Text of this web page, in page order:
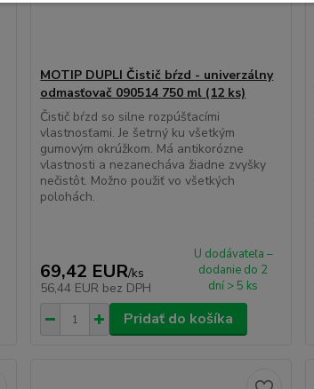
MOTIP DUPLI Čistič bŕzd - univerzálny
odmasťovač 090514 750 ml (12 ks)
Čistič bŕzd so silne rozpúšťacími
vlastnosťami. Je šetrný ku všetkým
gumovým okrúžkom. Má antikorózne
vlastnosti a nezanecháva žiadne zvyšky
nečistôt. Možno použiť vo všetkých
polohách.
69,42 EUR/ks
56,44 EUR bez DPH
U dodávateľa –
dodanie do 2
dní > 5 ks
Pridať do košíka